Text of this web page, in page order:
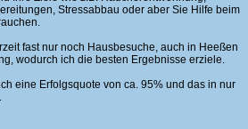
Stressabbau oder aber Sie Hilfe beim
fast nur noch Hausbesuche, auch in Heeßen
wodurch ich die besten Ergebnisse erziele.
eine Erfolgsquote von ca. 95% und das in nur